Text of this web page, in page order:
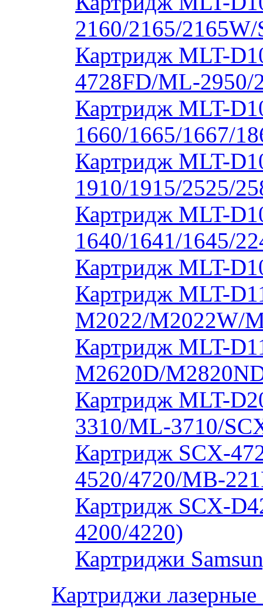
2160/2165/
Картридж MLT-
4728FD/ML-2950/
Картридж MLT-
1660/1665/1667/
Картридж MLT-
1910/1915/2525/
Картридж MLT-
1640/1641/1645/
Картридж MLT-
Картридж MLT-
M2022/M2022W/
Картридж MLT-
M2620D/
Картридж MLT-
3310/ML-3710/
Картридж SCX-
4520/4720/MB-
Картридж SCX-
4200/4220)
Картриджи
Картриджи